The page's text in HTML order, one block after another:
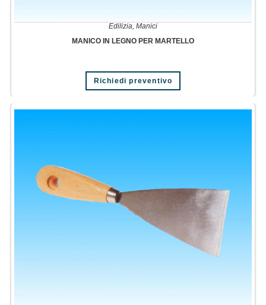
Edilizia, Manici
MANICO IN LEGNO PER MARTELLO
Richiedi preventivo